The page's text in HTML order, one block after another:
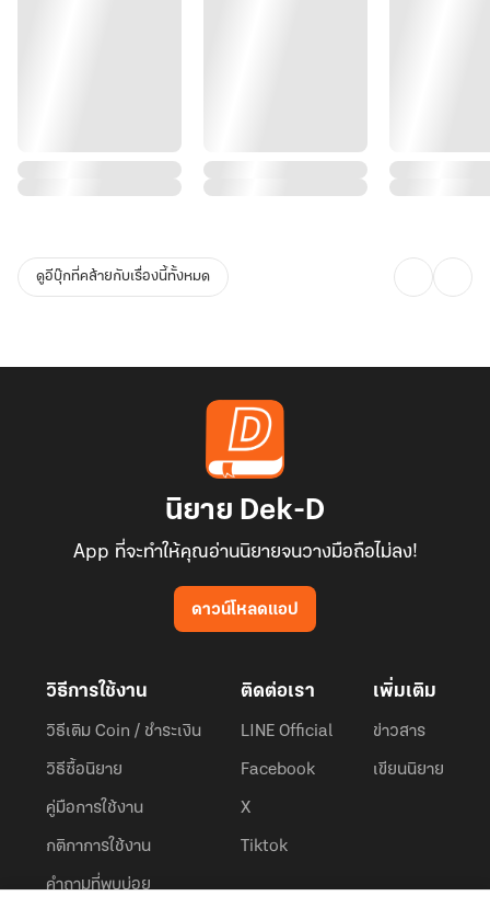
ดูอีบุ๊กที่คล้ายกับเรื่องนี้ทั้งหมด
นิยาย Dek-D
App ที่จะทำให้คุณอ่านนิยายจนวางมือถือไม่ลง!
ดาวน์โหลดแอป
วิธีการใช้งาน
วิธีเติม Coin / ชำระเงิน
วิธีซื้อนิยาย
คู่มือการใช้งาน
กติกาการใช้งาน
คำถามที่พบบ่อย
ติดต่อเรา
LINE Official
Facebook
X
Tiktok
เพิ่มเติม
ข่าวสาร
เขียนนิยาย